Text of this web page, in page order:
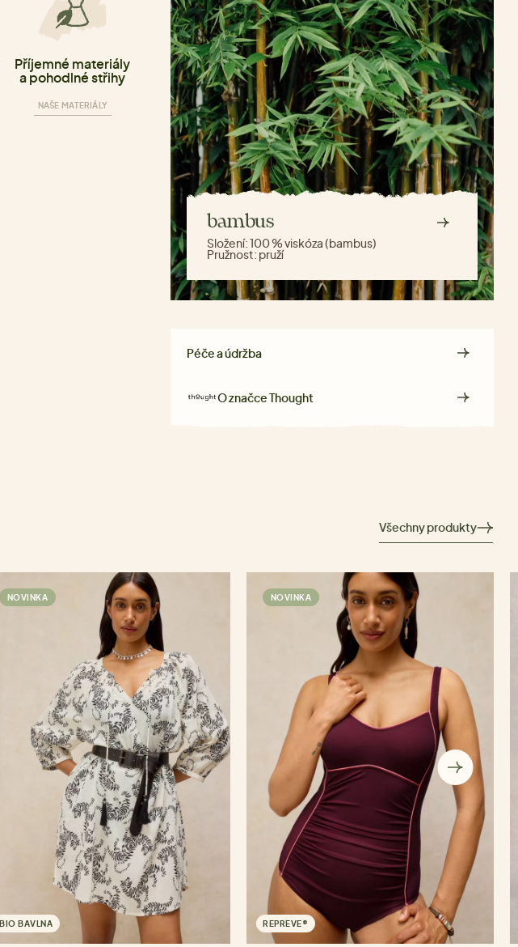
Příjemné materiály
a pohodlné střihy
NAŠE MATERIÁLY
bambus
Složení:100 % viskóza (bambus)
Pružnost: pruží
Péče a údržba
O značceThought
Všechny produkty
NOVINKA
BIO BAVLNA
NOVINKA
REPREVE®